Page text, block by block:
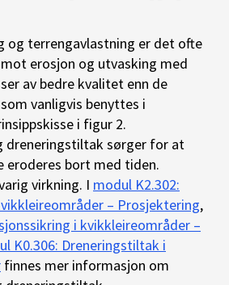
og terrengavlastning er det ofte
erosjon og utvasking med
av bedre kvalitet enn de
vanligvis benyttes i
i figur 2.
dreneringstiltak sørger for at
eroderes bort med tiden.
virkning. I modul K2.302:
– Prosjektering,
i kvikkleireområder –
K0.306: Dreneringstiltak i
finnes mer informasjon om